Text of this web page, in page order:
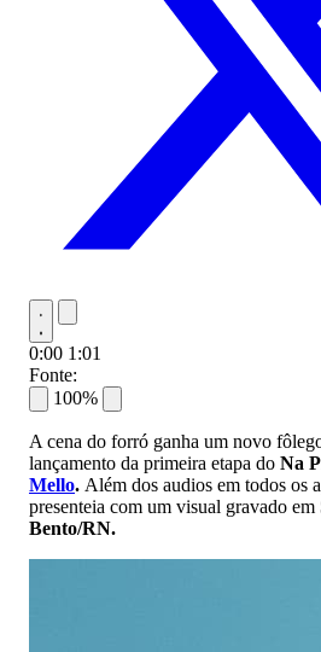
0:00 1:01
Fonte:
100%
A cena do forró ganha um novo
lançamento da primeira etapa do Na
Mello. Além dos audios em todos os
presenteia com um visual gravado em
Bento/RN.